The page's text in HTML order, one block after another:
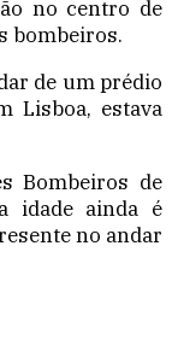
no centro de
bombeiros.
de um prédio
Lisboa, estava
Bombeiros de
idade ainda é
no andar